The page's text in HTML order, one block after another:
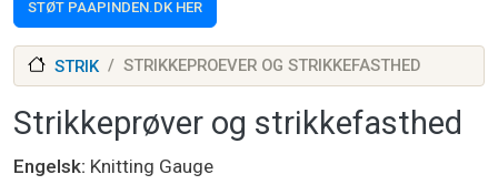
STØT PAAPINDEN.DK HER
STRIK STRIKKEPROEVER OG STRIKKEFASTHED
Strikkeprøver og strikkefasthed
Engelsk Knitting Gauge